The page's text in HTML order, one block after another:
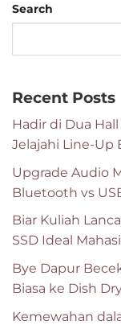
Search
Recent Posts
Hadir di Dua
Jelajahi Line-Up
Upgrade Audio
Bluetooth vs
Biar Kuliah
SSD Ideal
Bye Dapur
Biasa ke Dish
Kemewahan